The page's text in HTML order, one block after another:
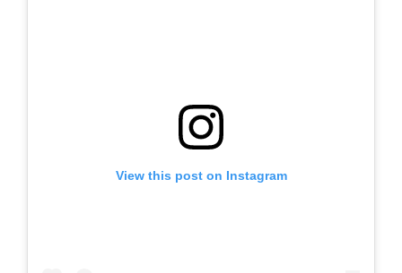
View this post on Instagram